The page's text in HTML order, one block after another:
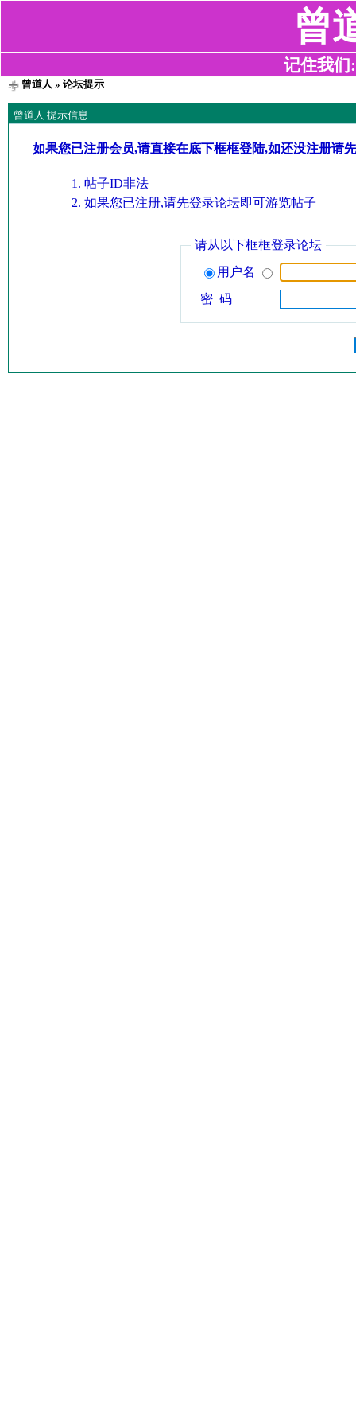
曾
记住我们
曾道人 » 论坛提示
曾道人 提示信息
如果您已注册会员,请直接在底下框框登陆,如还没注册请
帖子ID非法
如果您已注册,请先登录论坛即可游览帖子
请从以下框框登录论坛
用户名
密 码